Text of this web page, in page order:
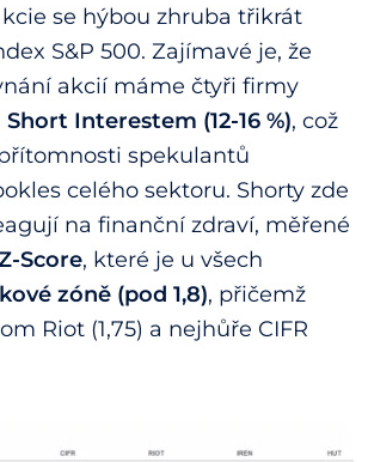
se hýbou zhruba třikrát
S&P 500. Zajímavé je, že
akcií máme čtyři firmy
Interestem (12-16 %), což
spekulantů
celého sektoru. Shorty zde
na finanční zdraví, měřené
Score, které je u všech
zóně (pod 1,8), přičemž
Riot (1,75) a nejhůře CIFR